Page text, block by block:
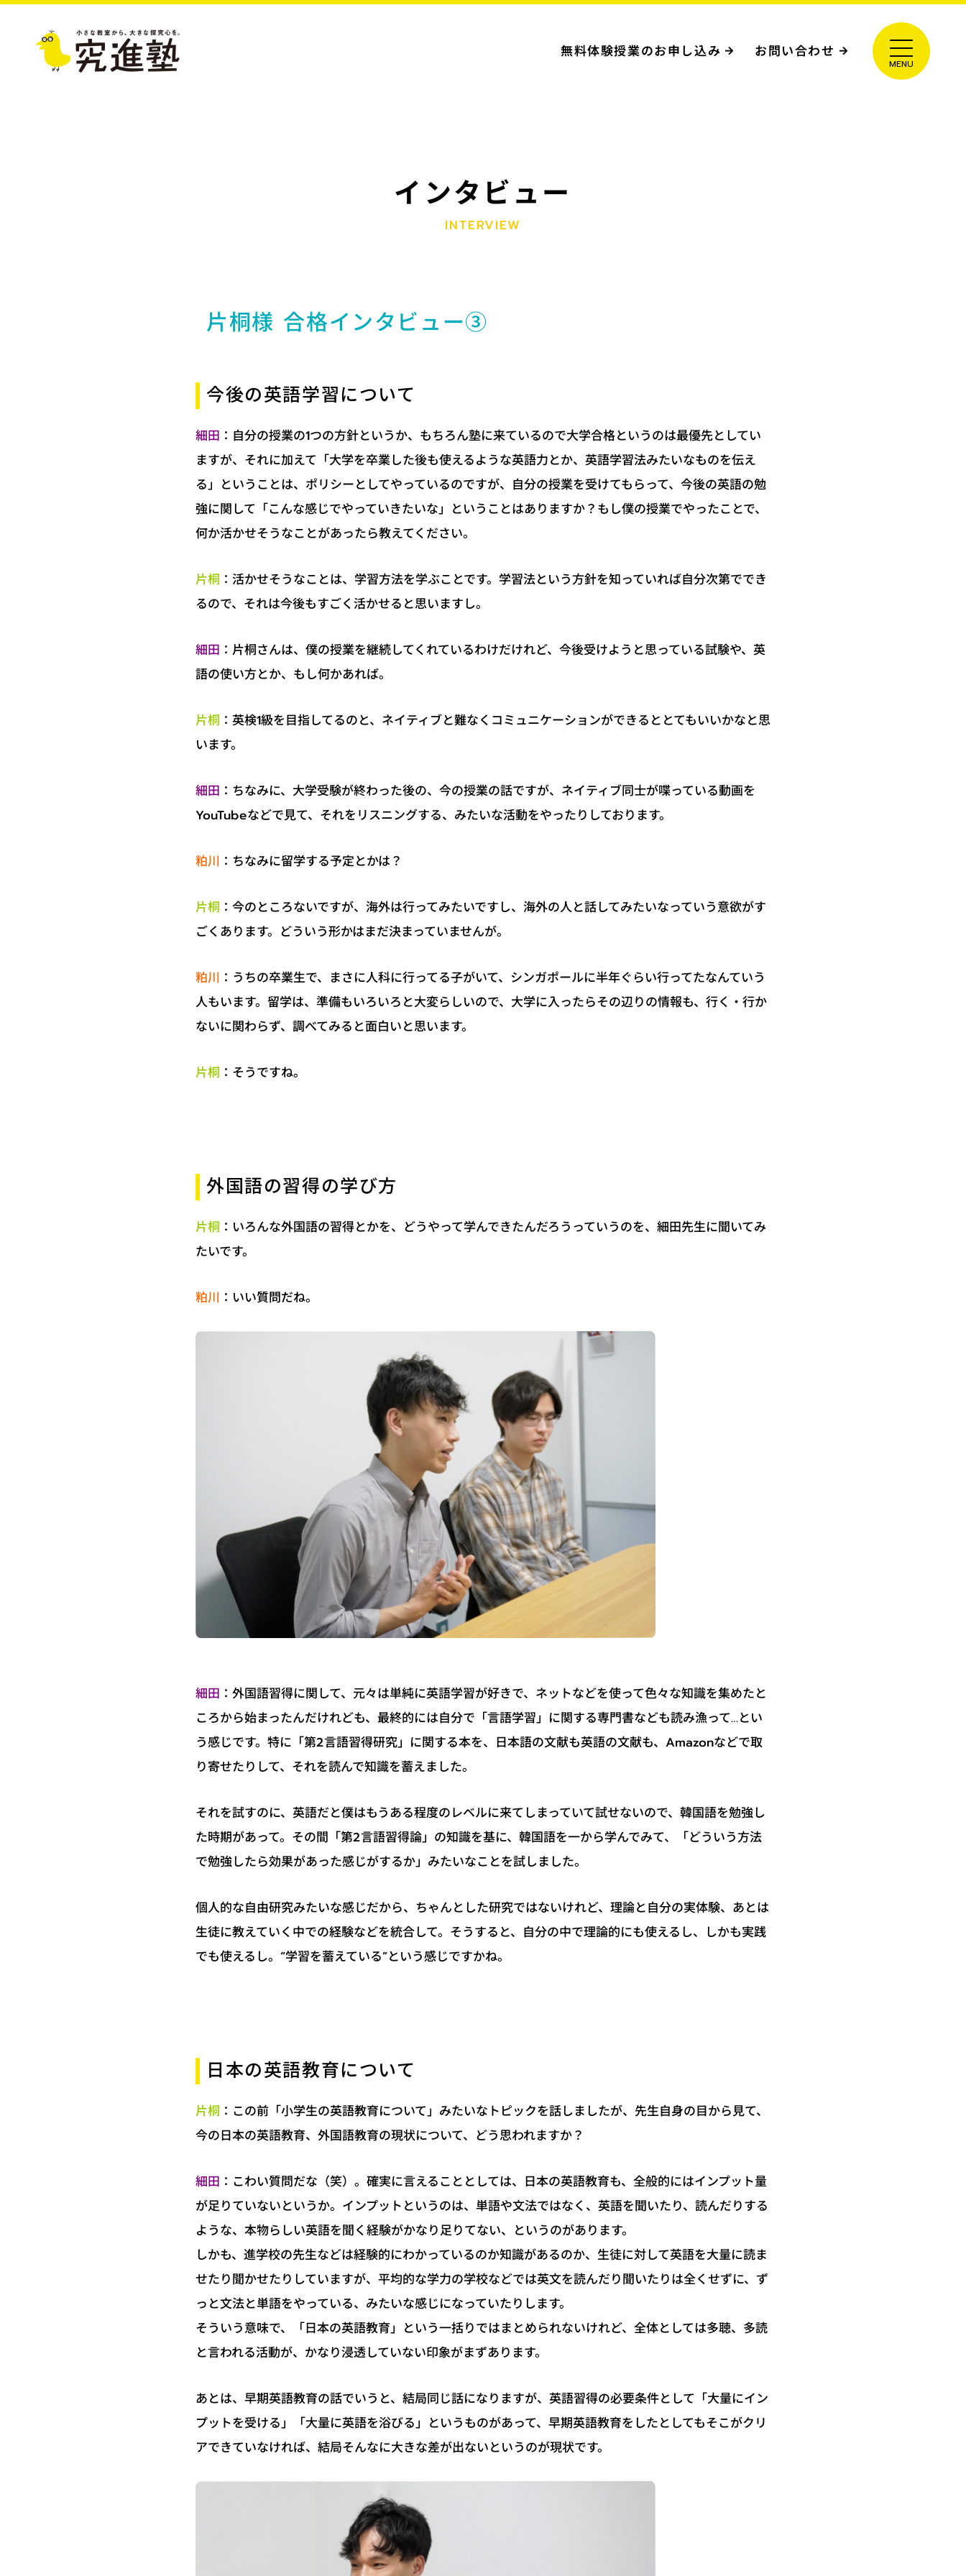
無料体験授業のお申し込み お問い合わせ
インタビュー
INTERVIEW
片桐様 合格インタビュー③
今後の英語学習について
細田 ：自分の授業の1つの方針というか、もちろん塾に来ているので大学合格というのは最優先としてい
ますが、それに加えて「大学を卒業した後も使えるような英語力とか、英語学習法みたいなものを伝え
る」ということは、ポリシーとしてやっているのですが、自分の授業を受けてもらって、今後の英語の勉
強に関して「こんな感じでやっていきたいな」ということはありますか？もし僕の授業でやったことで、
何か活かせそうなことがあったら教えてください。
片桐 ：活かせそうなことは、学習方法を学ぶことです。学習法という方針を知っていれば自分次第ででき
るので、それは今後もすごく活かせると思いますし。
細田 ：片桐さんは、僕の授業を継続してくれているわけだけれど、今後受けようと思っている試験や、英
語の使い方とか、もし何かあれば。
片桐 ：英検1級を目指してるのと、ネイティブと難なくコミュニケーションができるととてもいいかなと思
います。
細田 ：ちなみに、大学受験が終わった後の、今の授業の話ですが、ネイティブ同士が喋っている動画を
YouTubeなどで見て、それをリスニングする、みたいな活動をやったりしております。
粕川 ：ちなみに留学する予定とかは？
片桐 ：今のところないですが、海外は行ってみたいですし、海外の人と話してみたいなっていう意欲がす
ごくあります。どういう形かはまだ決まっていませんが。
粕川 ：うちの卒業生で、まさに人科に行ってる子がいて、シンガポールに半年ぐらい行ってたなんていう
人もいます。留学は、準備もいろいろと大変らしいので、大学に入ったらその辺りの情報も、行く・行か
ないに関わらず、調べてみると面白いと思います。
片桐 ：そうですね。
外国語の習得の学び方
片桐 ：いろんな外国語の習得とかを、どうやって学んできたんだろうっていうのを、細田先生に聞いてみ
たいです。
粕川 ：いい質問だね。
細田 ：外国語習得に関して、元々は単純に英語学習が好きで、ネットなどを使って色々な知識を集めたと
ころから始まったんだけれども、最終的には自分で「言語学習」に関する専門書なども読み漁って…とい
う感じです。特に「第2言語習得研究」に関する本を、日本語の文献も英語の文献も、Amazonなどで取
り寄せたりして、それを読んで知識を蓄えました。
それを試すのに、英語だと僕はもうある程度のレベルに来てしまっていて試せないので、韓国語を勉強し
た時期があって。その間「第2言語習得論」の知識を基に、韓国語を一から学んでみて、「どういう方法
で勉強したら効果があった感じがするか」みたいなことを試しました。
個人的な自由研究みたいな感じだから、ちゃんとした研究ではないけれど、理論と自分の実体験、あとは
生徒に教えていく中での経験などを統合して。そうすると、自分の中で理論的にも使えるし、しかも実践
でも使えるし。“学習を蓄えている”という感じですかね。
日本の英語教育について
片桐 ：この前「小学生の英語教育について」みたいなトピックを話しましたが、先生自身の目から見て、
今の日本の英語教育、外国語教育の現状について、どう思われますか？
細田 ：こわい質問だな（笑）。確実に言えることとしては、日本の英語教育も、全般的にはインプット量
が足りていないというか。インプットというのは、単語や文法ではなく、英語を聞いたり、読んだりする
ような、本物らしい英語を聞く経験がかなり足りてない、というのがあります。
しかも、進学校の先生などは経験的にわかっているのか知識があるのか、生徒に対して英語を大量に読ま
せたり聞かせたりしていますが、平均的な学力の学校などでは英文を読んだり聞いたりは全くせずに、ず
っと文法と単語をやっている、みたいな感じになっていたりします。
そういう意味で、「日本の英語教育」という一括りではまとめられないけれど、全体としては多聴、多読
と言われる活動が、かなり浸透していない印象がまずあります。
あとは、早期英語教育の話でいうと、結局同じ話になりますが、英語習得の必要条件として「大量にイン
プットを受ける」「大量に英語を浴びる」というものがあって、早期英語教育をしたとしてもそこがクリ
アできていなければ、結局そんなに大きな差が出ないというのが現状です。